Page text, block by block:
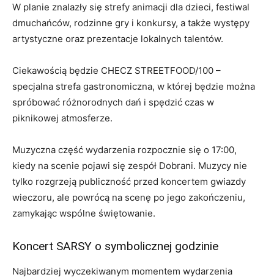
W planie znalazły się strefy animacji dla dzieci, festiwal
dmuchańców, rodzinne gry i konkursy, a także występy
artystyczne oraz prezentacje lokalnych talentów.
Ciekawością będzie CHECZ STREETFOOD/100 –
specjalna strefa gastronomiczna, w której będzie można
spróbować różnorodnych dań i spędzić czas w
piknikowej atmosferze.
Muzyczna część wydarzenia rozpocznie się o 17:00,
kiedy na scenie pojawi się zespół Dobrani. Muzycy nie
tylko rozgrzeją publiczność przed koncertem gwiazdy
wieczoru, ale powrócą na scenę po jego zakończeniu,
zamykając wspólne świętowanie.
Koncert SARSY o symbolicznej godzinie
Najbardziej wyczekiwanym momentem wydarzenia